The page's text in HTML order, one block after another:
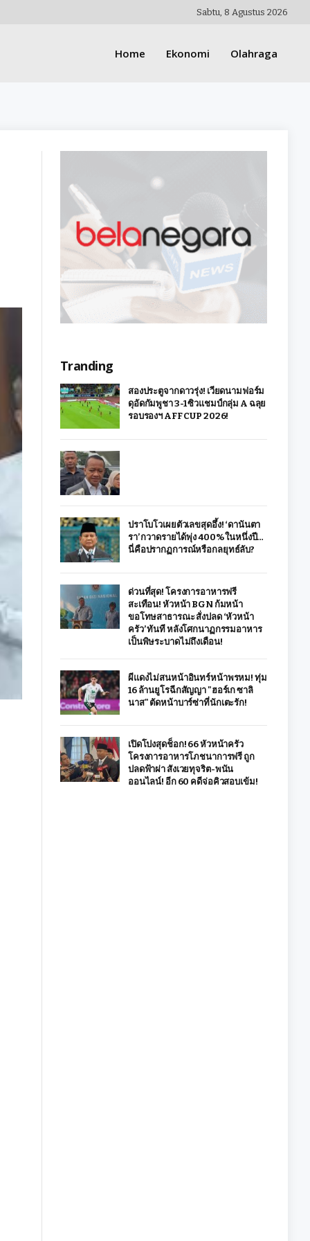
Sabtu, 8 Agustus 2026
Home Ekonomi Olahraga
Tranding
สองประตูจากดาวรุ่ง! เวียดนามฟอร์ม
ดุอัดกัมพูชา 3-1 ซิวแชมป์กลุ่ม A ฉลุย
รอบรองฯ AFF CUP 2026!
ปราโบโวเผยตัวเลขสุดอึ้ง! ‘ดานันตา
รา’ กวาดรายได้พุ่ง 400% ในหนึ่งปี…
นี่คือปรากฏการณ์หรือกลยุทธ์ลับ?
ด่วนที่สุด! โครงการอาหารฟรี
สะเทือน! หัวหน้า BGN ก้มหน้า
ขอโทษสาธารณะ สั่งปลด ‘หัวหน้า
ครัว’ ทันที หลังโศกนาฏกรรมอาหาร
เป็นพิษระบาดไม่ถึงเดือน!
ผีแดงไม่สนหน้าอินทร์หน้าพรหม! ทุ่ม
16 ล้านยูโรฉีกสัญญา "ฮอร์เก ซาลิ
นาส" ตัดหน้าบาร์ซ่าที่นักเตะรัก!
เปิดโปงสุดช็อก! 66 หัวหน้าครัว
โครงการอาหารโภชนาการฟรี ถูก
ปลดฟ้าผ่า สังเวยทุจริต-พนัน
ออนไลน์! อีก 60 คดีจ่อคิวสอบเข้ม!